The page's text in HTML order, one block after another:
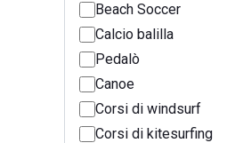
Beach Soccer
Calcio balilla
Pedalò
Canoe
Corsi di windsurf
Corsi di kitesurfing